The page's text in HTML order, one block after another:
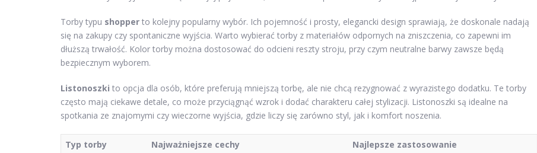
Torby typu shopper to kolejny popularny wybór. Ich pojemność i prosty, elegancki design sprawiają, że doskonale nadają
się na zakupy czy spontaniczne wyjścia. Warto wybierać torby z materiałów odpornych na zniszczenia, co zapewni im
dłuższą trwałość. Kolor torby można dostosować do odcieni reszty stroju, przy czym neutralne barwy zawsze będą
bezpiecznym wyborem.
Listonoszki to opcja dla osób, które preferują mniejszą torbę, ale nie chcą rezygnować z wyrazistego dodatku. Te torby
często mają ciekawe detale, co może przyciągnąć wzrok i dodać charakteru całej stylizacji. Listonoszki są idealne na
spotkania ze znajomymi czy wieczorne wyjścia, gdzie liczy się zarówno styl, jak i komfort noszenia.
Typ torby Najważniejsze cechy Najlepsze zastosowanie